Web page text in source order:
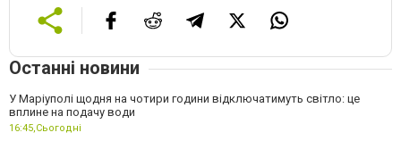
Останні новини
У Маріуполі щодня на чотири години відключатимуть світло: це
вплине на подачу води
16:45,Сьогодні